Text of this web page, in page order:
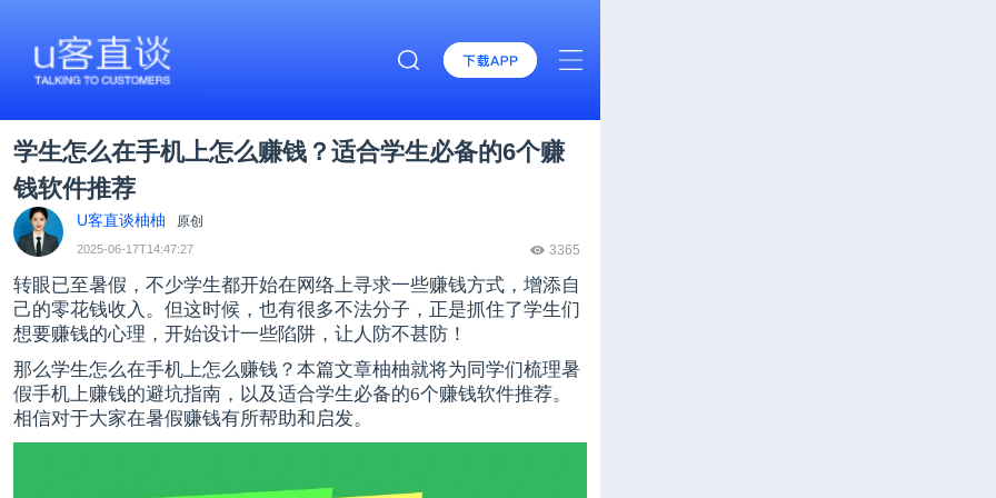
学生怎么在手机上怎么赚钱？适合学生必备的6个赚
钱软件推荐
U客直谈柚柚 原创
2025-06-17T14:47:27 3365
转眼已至暑假，不少学生都开始在网络上寻求一些赚钱方式，增添自
己的零花钱收入。但这时候，也有很多不法分子，正是抓住了学生们
想要赚钱的心理，开始设计一些陷阱，让人防不甚防！
那么学生怎么在手机上怎么赚钱？本篇文章柚柚就将为同学们梳理暑
假手机上赚钱的避坑指南，以及适合学生必备的6个赚钱软件推荐。
相信对于大家在暑假赚钱有所帮助和启发。